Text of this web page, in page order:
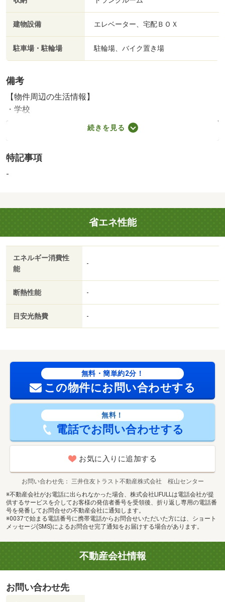
建物設備 エレベーター、宅配ＢＯＸ
駐車場・駐輪場 駐輪場、バイク置き場
備考
【物件周辺の生活情報】
・学校
名古屋市立御劔小学校（680m）、名古屋市立瑞穂ケ丘中学
フィールシャンピアポート（970m）
アルコーブ面積１．２０平米■テラス面積１２．６０平米■
（年額２００円）ステッカー貼付有（無償） 専用庭面
国土法届出：不要
専用庭使用料（月額）：500円、トランクルーム使用料
（月額）：300円
続きを見る
特記事項
-
省エネ性能
エネルギー消費性
能
-
断熱性能 -
目安光熱費 -
無料・簡単約2分！
この物件にお問い合わせする
無料！
電話でお問い合わせする
お気に入りに追加する
お問い合わせ先
三井住友トラスト不動産株式会社 桜山センター
※不動産会社がお電話に出られなかった場合、株式会社LIFULLは電話会社が提
供するサービスを介してお客様の発信者番号を受領後、折り返し専用の電話番
号を発番してお問合せの不動産会社に通知します。
※0037で始まる電話番号に携帯電話からお問合せいただいた方には、ショート
メッセージ(SMS)によるお問合せ完了通知をお届けする場合があります。
不動産会社情報
お問い合わせ先